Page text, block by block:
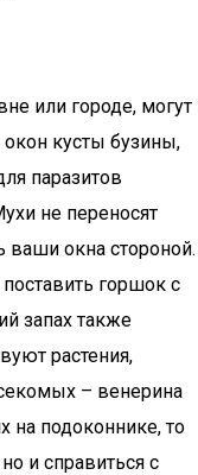
или городе, могут
кусты бузины,
паразитов
не переносят
ваши окна стороной.
горшок с
запах также
растения,
– венерина
на подоконнике, то
и справиться с